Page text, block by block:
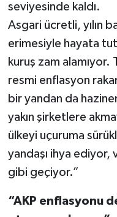
seviyesinde kaldı.
Asgari ücretli, yılın
erimesiyle hayata
kuruş zam alamıyor.
resmi enflasyon
bir yandan da
yakın şirketlere
ülkeyi uçuruma
yandaşı ihya ediyor,
gibi geçiyor.”
“AKP enflasyonu